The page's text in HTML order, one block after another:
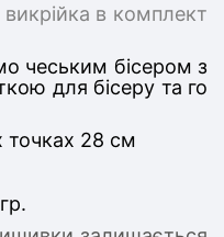
в комплект
чеським бісером з
для бісеру та го
точках 28 см